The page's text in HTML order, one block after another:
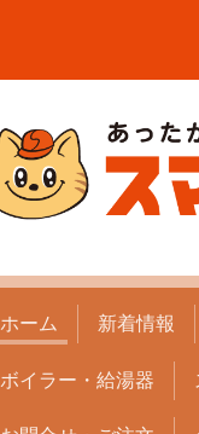
ホーム 新着情報
ボイラー・給湯器